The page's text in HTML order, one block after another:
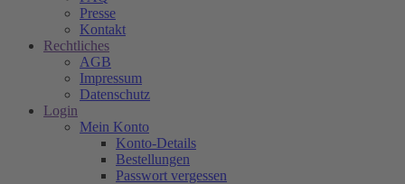
Presse
Kontakt
Rechtliches
AGB
Impressum
Datenschutz
Login
Mein Konto
Konto-Details
Bestellungen
Passwort vergessen